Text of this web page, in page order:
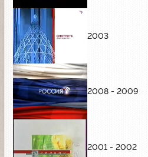
2003
2008 - 2009
2001 - 2002